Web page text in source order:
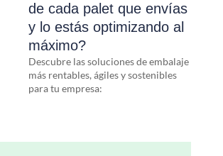
de cada palet que envías
y lo estás optimizando al
máximo?
Descubre las soluciones de embalaje
más rentables, ágiles y sostenibles
para tu empresa: